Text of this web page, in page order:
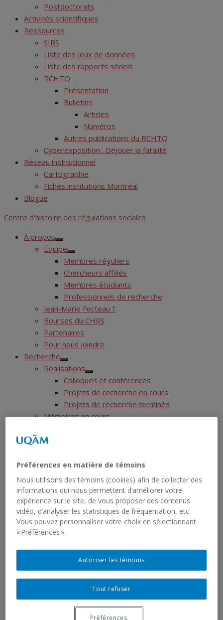
Postdoctorats
Activités scientifiques
Ressources
SIRS
Liste des jeux de données
Liste des rapports sériels
RCHTQ
Présentation
Bulletins
Articles
Numéros
Autres publications du RCHTQ
Cyberexposition : Déjouer la fatalité
Réseau institutionnel
Cartographie
Fiches institutions Montréal
Blogue
Centre d'histoire des régulations sociales
À propos
Show
sub
menu
Équipe
Show
sub
menu
Membres réguliers
Chercheurs affiliés
Membres étudiants
Professionnels de recherche
Jean-Marie Fecteau †
Bourses du CHRS
Partenaires
Pour nous joindre
Recherche
Show
sub
menu
Réalisations
Show
sub
menu
Colloques et conférences
Projets de recherche en cours
Projets de recherche terminés
Mémoires en cours
Thèses en cours
Postdoctorats
Activités scientifiques
Ressources
Show
sub
menu
SIRS
Liste des jeux de données
Liste des rapports sériels
RCHTQ
sub
menu
Présentation
Bulletins
menu
Articles
Cyberexposition : Déjouer la fatalité
Préférences en matière de témoins
Nous utilisons des témoins (cookies) afin de collecter des
informations qui nous permettent d’améliorer votre
expérience sur le site, de vous proposer des contenus
vidéo, d’analyser les statistiques de fréquentation, etc.
Vous pouvez personnaliser votre choix en sélectionnant
« Préférences ».
Tout refuser
Autoriser les témoins
Préférences